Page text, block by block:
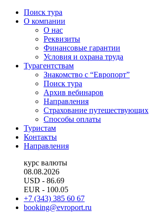
Поиск тура
О компании
О нас
Реквизиты
Финансовые гарантии
Условия и охрана труда
Турагентствам
Знакомство с “Европорт”
Поиск тура
Архив вебинаров
Направления
Страхование путешествующих
Способы оплаты
Туристам
Контакты
Направления
курс валюты
08.08.2026
USD - 86.69
EUR - 100.05
+7 (343) 385 60 67
booking@evroport.ru